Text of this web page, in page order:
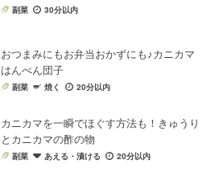
副菜 30分以内
おつまみにもお弁当おかずにも♪カニカマ
はんぺん団子
副菜 焼く 20分以内
カニカマを一瞬でほぐす方法も！きゅうり
とカニカマの酢の物
副菜 あえる・漬ける 20分以内